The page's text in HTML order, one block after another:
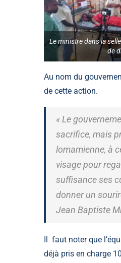
Le ministre dans la
de
Au nom du
de cette action.
« Le
sacrifice, mais
lomamienne, à
visage pour
suffisance ses
donner un
Jean Baptiste
Il faut noter que
déjà pris en charge